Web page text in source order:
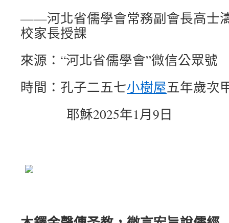
——河北省儒學會常務副會長高士
校家長授課
來源：“河北省儒學會”微信公眾號
時間：孔子二五七小樹屋五年歲次
耶穌2025年1月9日